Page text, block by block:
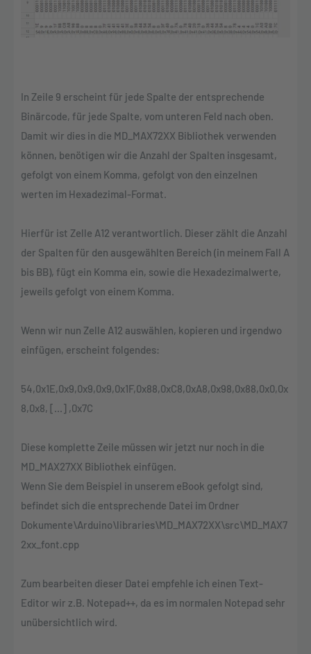
In Zeile 9 erscheint für jede Spalte der entsprechende
Binärcode, für jede Spalte, vom unteren Feld nach oben.
Damit wir dies in die MD_MAX72XX Bibliothek verwenden
können, benötigen wir die Anzahl der Spalten insgesamt,
gefolgt von einem Komma, gefolgt von den einzelnen
werten im Hexadezimal-Format.
Hierfür ist Zelle A12 verantwortlich. Dieser zählt die Anzahl
der Spalten für den ausgewählten Bereich (in meinem Fall A
bis BB), fügt ein Komma ein, sowie die Hexadezimalwerte,
jeweils gefolgt von einem Komma.
Wenn wir nun Zelle A12 auswählen, kopieren und irgendwo
einfügen, erscheint folgendes:
54,0x1E,0x9,0x9,0x9,0x1F,0x88,0xC8,0xA8,0x98,0x88,0x0,0x
8,0x8, [...] ,0x7C
Diese komplette Zeile müssen wir jetzt nur noch in die
MD_MAX27XX Bibliothek einfügen.
Wenn Sie dem Beispiel in unserem eBook gefolgt sind,
befindet sich die entsprechende Datei im Ordner
Dokumente\Arduino\libraries\MD_MAX72XX\src\MD_MAX7
2xx_font.cpp
Zum bearbeiten dieser Datei empfehle ich einen Text-
Editor wir z.B. Notepad++, da es im normalen Notepad sehr
unübersichtlich wird.